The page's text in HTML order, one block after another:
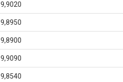
9,9020
9,8950
9,8900
9,9090
9,8540